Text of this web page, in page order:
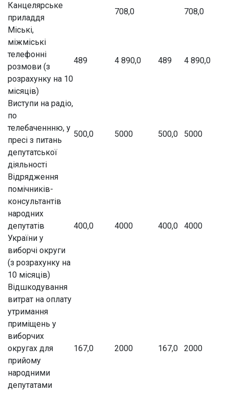
Канцелярське
приладдя
708,0
708,0
Міські,
міжміські
телефонні
розмови (з
розрахунку на 10
місяців)
489 4 890,0 489 4 890,0
Виступи на радіо,
по
телебаченнню, у
пресі з питань
депутатської
діяльності
500,0 5000 500,0 5000
Відрядження
помічників-
консультантів
народних
депутатів
України у
виборчі округи
(з розрахунку на
10 місяців)
400,0 4000 400,0 4000
Відшкодування
витрат на оплату
утримання
приміщень у
виборчих
округах для
прийому
народними
депутатами
167,0 2000 167,0 2000